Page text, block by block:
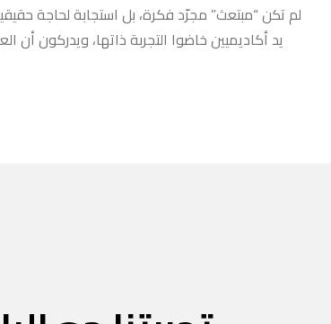
لم تكن “مبتعث” مجرّد فكرة، بل استجابة لحاجة
يد أكاديميين خاضوا التجربة ذاتها، ويدركون